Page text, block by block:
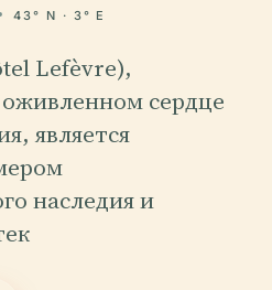
43° N · 3° E
Lefèvre),
сердце
является
наследия и